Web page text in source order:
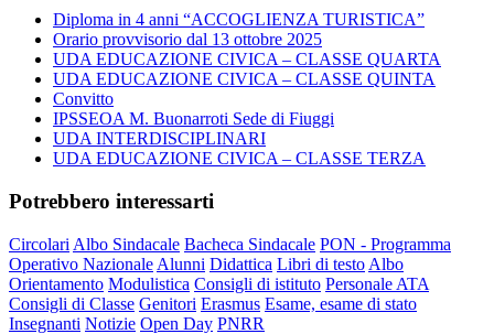
Diploma in 4 anni “ACCOGLIENZA TURISTICA”
Orario provvisorio dal 13 ottobre 2025
UDA EDUCAZIONE CIVICA – CLASSE QUARTA
UDA EDUCAZIONE CIVICA – CLASSE QUINTA
Convitto
IPSSEOA M. Buonarroti Sede di Fiuggi
UDA INTERDISCIPLINARI
UDA EDUCAZIONE CIVICA – CLASSE TERZA
Potrebbero interessarti
Circolari Albo Sindacale Bacheca Sindacale PON - Programma
Operativo Nazionale Alunni Didattica Libri di testo Albo
Orientamento Modulistica Consigli di istituto Personale ATA
Consigli di Classe Genitori Erasmus Esame, esame di stato
Insegnanti Notizie Open Day PNRR